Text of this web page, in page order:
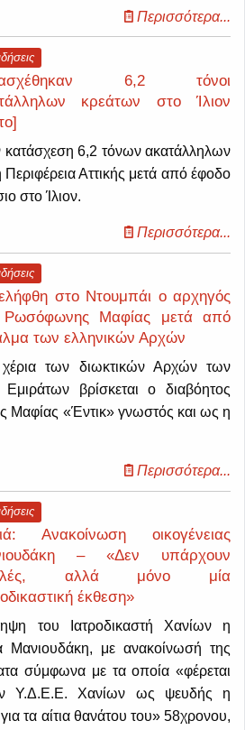
Περισσότερα...
6,2 τόνοι
κρεάτων στο Ίλιον
κατάσχεση 6,2 τόνων ακατάλληλων
Αττικής μετά από έφοδο
στο Ίλιον.
Περισσότερα...
στο Ντουμπάι ο αρχηγός
Ρωσόφωνης Μαφίας μετά από
των ελληνικών Αρχών
των διωκτικών Αρχών των
βρίσκεται ο διαβόητος
Μαφίας «Έντικ» γνωστός και ως η
Περισσότερα...
Ανακοίνωση οικογένειας
– «Δεν υπάρχουν
αλλά μόνο μία
έκθεση»
του Ιατροδικαστή Χανίων η
Μανιουδάκη, με ανακοίνωσή της
σύμφωνα με τα οποία «φέρεται
Υ.Δ.Ε.Ε. Χανίων ως ψευδής η
τα αίτια θανάτου του» 58χρονου,